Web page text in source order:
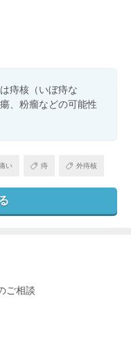
痔核（いぼ痔な
、粉瘤などの可能性
い 痔 外痔核
ご相談